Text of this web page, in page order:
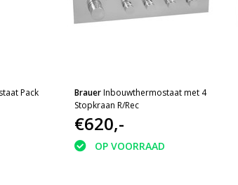
Pack
BrauerInbouwthermostaat met 4
Stopkraan R/Rec
€620,-
OP VOORRAAD